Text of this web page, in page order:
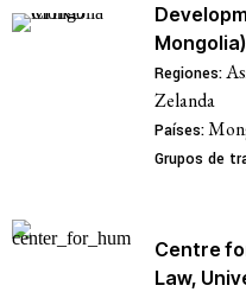
Mongolia)
Regiones:
Zelanda
Países:
Grupos de
Centre
Law,